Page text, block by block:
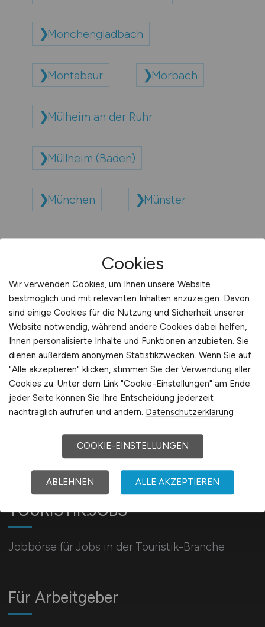
Mönchengladbach
Montabaur Morbach
Mülheim an der Ruhr
Müllheim (Baden)
München Münster
Sie sind hier:
Startseite
Sitemap
Arbeitsorte mit M
TOURISTIK.JOBS
Jobbörse für Jobs in der Touristik-Branche
Für Arbeitgeber
Cookies
Wir verwenden Cookies, um Ihnen unsere Website
bestmöglich und mit relevanten Inhalten anzuzeigen. Davon
sind einige Cookies für die Nutzung und Sicherheit unserer
Website notwendig, während andere Cookies dabei helfen,
Ihnen personalisierte Inhalte und Funktionen anzubieten. Sie
dienen außerdem anonymen Statistikzwecken. Wenn Sie auf
"Alle akzeptieren" klicken, stimmen Sie der Verwendung aller
Cookies zu. Unter dem Link "Cookie-Einstellungen" am Ende
jeder Seite können Sie Ihre Entscheidung jederzeit
nachträglich aufrufen und ändern. Datenschutzerklärung
COOKIE-EINSTELLUNGEN
ABLEHNEN ALLE AKZEPTIEREN